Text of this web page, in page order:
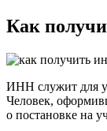
Как
ИНН служит для
Человек,
о постановке на